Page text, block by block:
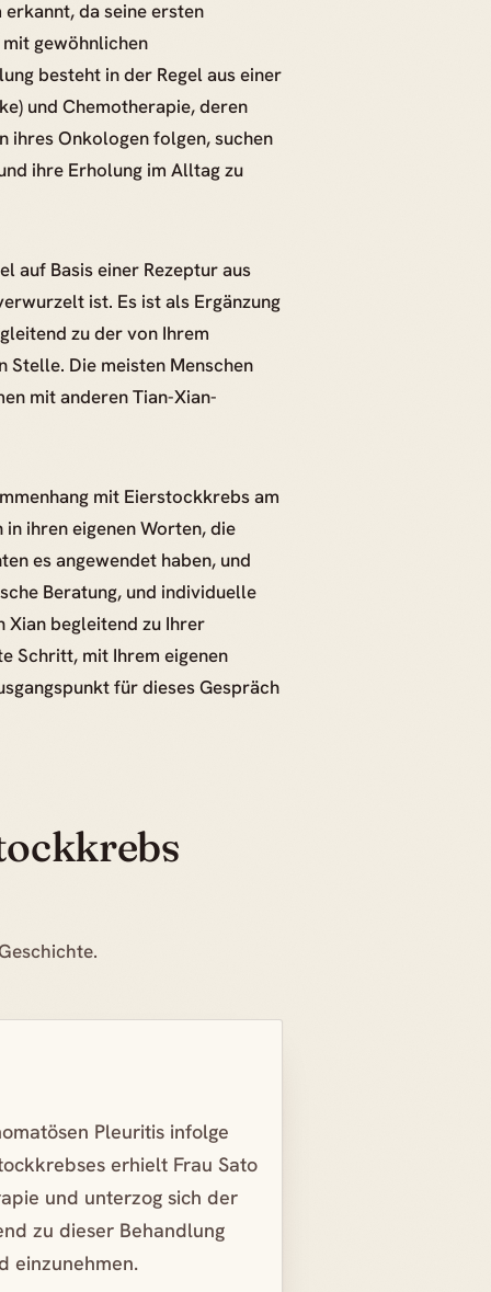
da seine ersten
gewöhnlichen
besteht in der Regel aus einer
und Chemotherapie, deren
ihres Onkologen folgen, suchen
ihre Erholung im Alltag zu
auf Basis einer Rezeptur aus
ist. Es ist als Ergänzung
zu der von Ihrem
Stelle. Die meisten Menschen
mit anderen Tian-Xian-
mit Eierstockkrebs am
ihren eigenen Worten, die
es angewendet haben, und
Beratung, und individuelle
Xian begleitend zu Ihrer
Schritt, mit Ihrem eigenen
für dieses Gespräch
Pleuritis infolge
erhielt Frau Sato
und unterzog sich der
zu dieser Behandlung
einzunehmen.